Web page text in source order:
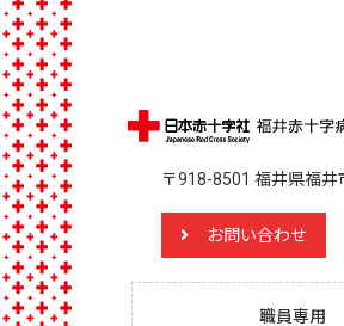
〒918-8501 福井県福
お問い合わせ
職員専用